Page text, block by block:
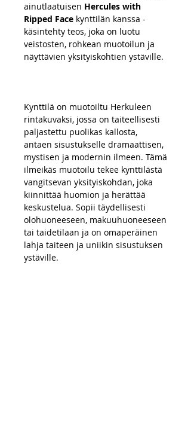
ainutlaatuisen Hercules with
Ripped Face kynttilän kanssa -
käsintehty teos, joka on luotu
veistosten, rohkean muotoilun ja
näyttävien yksityiskohtien ystäville.
Kynttilä on muotoiltu Herkuleen
rintakuvaksi, jossa on taiteellisesti
paljastettu puolikas kallosta,
antaen sisustukselle dramaattisen,
mystisen ja modernin ilmeen. Tämä
ilmeikäs muotoilu tekee kynttilästä
vangitsevan yksityiskohdan, joka
kiinnittää huomion ja herättää
keskustelua. Sopii täydellisesti
olohuoneeseen, makuuhuoneeseen
tai taidetilaan ja on omaperäinen
lahja taiteen ja uniikin sisustuksen
ystäville.